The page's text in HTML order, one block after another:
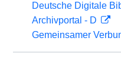
Deutsche Digitale
Archivportal - D
Gemeinsamer